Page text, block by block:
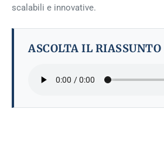
scalabili e innovative.
ASCOLTA IL RIASSUNTO